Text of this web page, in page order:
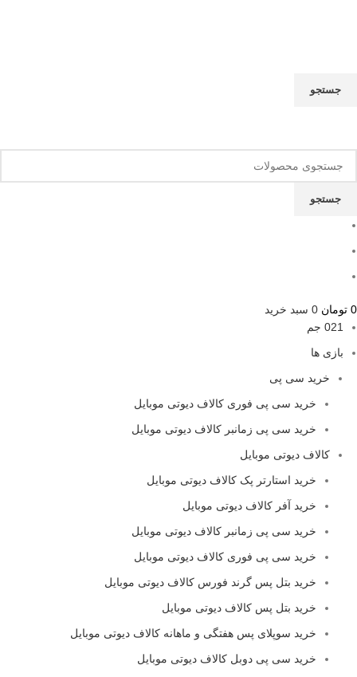
جستجو
0 تومان 0 سبد خرید
021 جم
بازی ها
خرید سی پی
خرید سی پی فوری کالاف دیوتی موبایل
خرید سی پی زمانبر کالاف دیوتی موبایل
کالاف دیوتی موبایل
خرید استارتر پک کالاف دیوتی موبایل
خرید آفر کالاف دیوتی موبایل
خرید سی پی زمانبر کالاف دیوتی موبایل
خرید سی پی فوری کالاف دیوتی موبایل
خرید بتل پس گرند فورس کالاف دیوتی موبایل
خرید بتل پس کالاف دیوتی موبایل
خرید سوپلای پس هفتگی و ماهانه کالاف دیوتی موبایل
خرید سی پی دوبل کالاف دیوتی موبایل
جستجو